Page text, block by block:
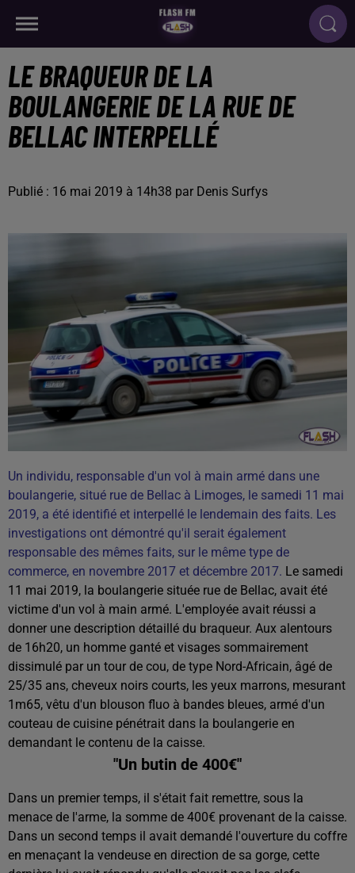
LE BRAQUEUR DE LA
BOULANGERIE DE LA RUE DE
BELLAC INTERPELLÉ
Publié : 16 mai 2019 à 14h38 par Denis Surfys
Un individu, responsable d'un vol à main armé dans une
boulangerie, situé rue de Bellac à Limoges, le samedi 11 mai
2019, a été identifié et interpellé le lendemain des faits. Les
investigations ont démontré qu'il serait également
responsable des mêmes faits, sur le même type de
commerce, en novembre 2017 et décembre 2017. Le samedi
11 mai 2019, la boulangerie située rue de Bellac, avait été
victime d'un vol à main armé. L'employée avait réussi a
donner une description détaillé du braqueur. Aux alentours
de 16h20, un homme ganté et visages sommairement
dissimulé par un tour de cou, de type Nord-Africain, âgé de
25/35 ans, cheveux noirs courts, les yeux marrons, mesurant
1m65, vêtu d'un blouson fluo à bandes bleues, armé d'un
couteau de cuisine pénétrait dans la boulangerie en
demandant le contenu de la caisse.
"Un butin de 400€"
Dans un premier temps, il s'était fait remettre, sous la
menace de l'arme, la somme de 400€ provenant de la caisse.
Dans un second temps il avait demandé l'ouverture du coffre
en menaçant la vendeuse en direction de sa gorge, cette